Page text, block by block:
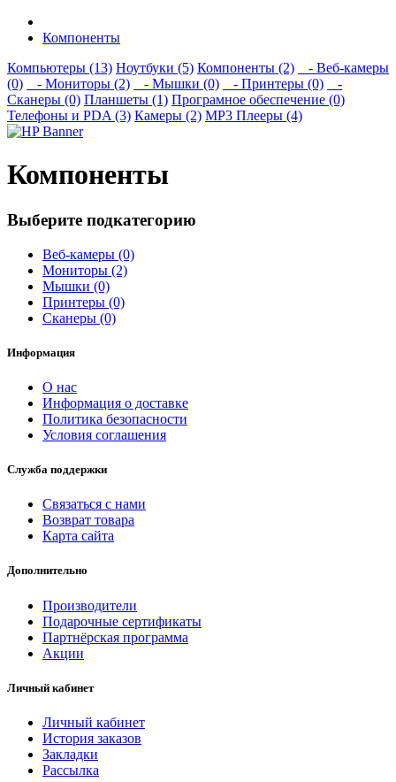
Компоненты
Компьютеры (13) Ноутбуки (5) Компоненты (2)
- Веб-камеры
(0)
- Мониторы (2) - Мышки (0) - Принтеры (0)
-
Сканеры (0) Планшеты (1) Програмное обеспечение (0)
Телефоны и PDA (3) Камеры (2) MP3 Плееры (4)
Компоненты
Выберите подкатегорию
Веб-камеры (0)
Мониторы (2)
Мышки (0)
Принтеры (0)
Сканеры (0)
Информация
О нас
Информация о доставке
Политика безопасности
Условия соглашения
Служба поддержки
Связаться с нами
Возврат товара
Карта сайта
Дополнительно
Производители
Подарочные сертификаты
Партнёрская программа
Акции
Личный кабинет
Личный кабинет
История заказов
Закладки
Рассылка